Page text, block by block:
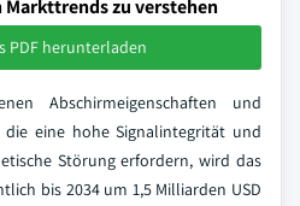
zu verstehen
PDF herunterladen
Abschirmeigenschaften und
die eine hohe Signalintegrität und
Störung erfordern, wird das
bis 2034 um 1,5 Milliarden USD